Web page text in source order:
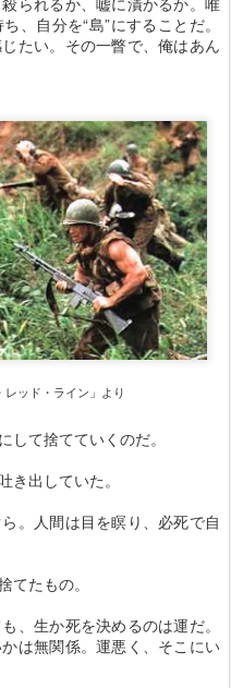
、自分を“島”にすることだ。
たい。その一瞥で、俺はあん
レッド・ライン」より
て捨てていくのだ。
出していた。
。人間は目を瞑り、必死で自
たもの。
、生か死を決めるのは運だ。
は無関係。運悪く、そこにい